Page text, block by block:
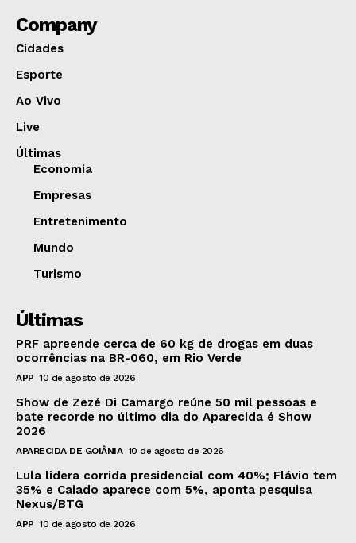
Company
Cidades
Esporte
Ao Vivo
Live
Últimas
Economia
Empresas
Entretenimento
Mundo
Turismo
Últimas
PRF apreende cerca de 60 kg de drogas em duas
ocorrências na BR-060, em Rio Verde
APP 10 de agosto de 2026
Show de Zezé Di Camargo reúne 50 mil pessoas e
bate recorde no último dia do Aparecida é Show
2026
APARECIDA DE GOIÂNIA 10 de agosto de 2026
Lula lidera corrida presidencial com 40%; Flávio tem
35% e Caiado aparece com 5%, aponta pesquisa
Nexus/BTG
APP 10 de agosto de 2026